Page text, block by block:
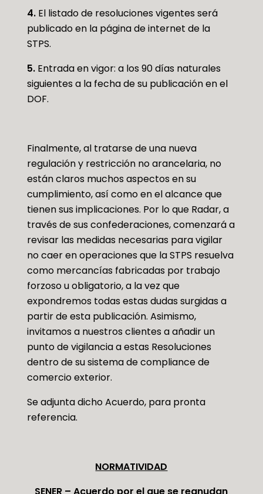
4.El listado de resoluciones vigentes será
publicado en la página de internet de la
STPS.
5.Entrada en vigor: a los 90 días naturales
siguientes a la fecha de su publicación en el
DOF.
Finalmente, al tratarse de una nueva
regulación y restricción no arancelaria, no
están claros muchos aspectos en su
cumplimiento, así como en el alcance que
tienen sus implicaciones. Por lo que Radar, a
través de sus confederaciones, comenzará a
revisar las medidas necesarias para vigilar
no caer en operaciones que la STPS resuelva
como mercancías fabricadas por trabajo
forzoso u obligatorio, a la vez que
expondremos todas estas dudas surgidas a
partir de esta publicación. Asimismo,
invitamos a nuestros clientes a añadir un
punto de vigilancia a estas Resoluciones
dentro de su sistema de compliance de
comercio exterior.
Se adjunta dicho Acuerdo, para pronta
referencia.
NORMATIVIDAD
SENER – Acuerdo por el que se reanudan